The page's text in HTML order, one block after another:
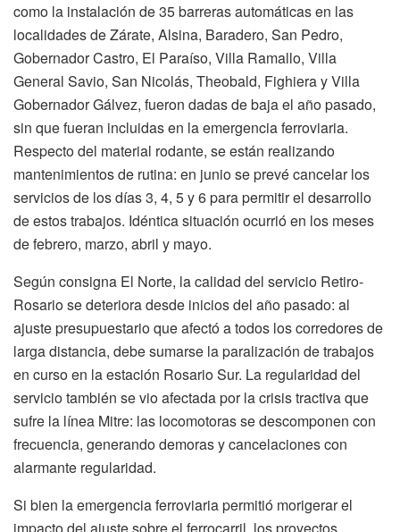
como la instalación de 35 barreras automáticas en las
localidades de Zárate, Alsina, Baradero, San Pedro,
Gobernador Castro, El Paraíso, Villa Ramallo, Villa
General Savio, San Nicolás, Theobald, Fighiera y Villa
Gobernador Gálvez, fueron dadas de baja el año pasado,
sin que fueran incluidas en la emergencia ferroviaria.
Respecto del material rodante, se están realizando
mantenimientos de rutina: en junio se prevé cancelar los
servicios de los días 3, 4, 5 y 6 para permitir el desarrollo
de estos trabajos. Idéntica situación ocurrió en los meses
de febrero, marzo, abril y mayo.
Según consigna El Norte, la calidad del servicio Retiro-
Rosario se deteriora desde inicios del año pasado: al
ajuste presupuestario que afectó a todos los corredores de
larga distancia, debe sumarse la paralización de trabajos
en curso en la estación Rosario Sur. La regularidad del
servicio también se vio afectada por la crisis tractiva que
sufre la línea Mitre: las locomotoras se descomponen con
frecuencia, generando demoras y cancelaciones con
alarmante regularidad.
Si bien la emergencia ferroviaria permitió morigerar el